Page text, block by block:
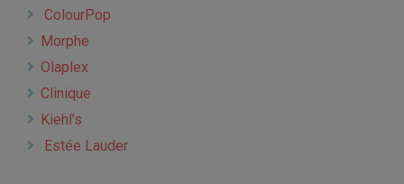
ColourPop
Morphe
Olaplex
Clinique
Kiehl’s
Estée Lauder